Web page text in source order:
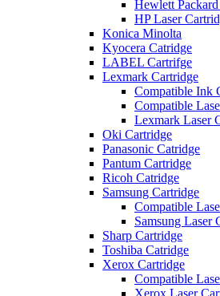
Hewlett
HP Laser
Konica Minolta
Kyocera Catridge
LABEL Cartrifge
Lexmark Cartridge
Compatible Ink
Compatible
Lexmark Laser
Oki Cartridge
Panasonic Catridge
Pantum Cartridge
Ricoh Catridge
Samsung Cartridge
Compatible
Samsung Laser
Sharp Cartridge
Toshiba Catridge
Xerox Cartridge
Compatible
Xerox Laser